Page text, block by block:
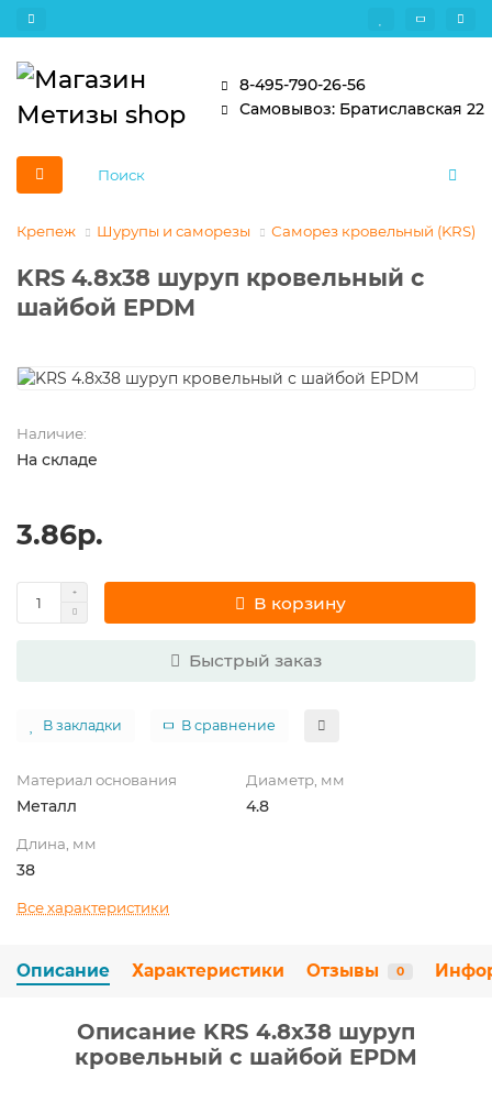
8-495-790-26-56
Самовывоз: Братиславская 22
Крепеж Шурупы и саморезы Саморез кровельный (KRS)
KRS 4.8х38 шуруп кровельный с
шайбой EPDM
Наличие:
На складе
3.86р.
В корзину
Быстрый заказ
В закладки В сравнение
Материал основания
Металл
Диаметр, мм
4.8
Длина, мм
38
Все характеристики
Описание Характеристики Отзывы 0
Описание KRS 4.8х38 шуруп
кровельный с шайбой EPDM